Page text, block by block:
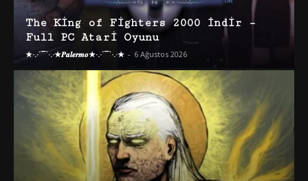
The King of Fighters 2000 İndir –
Full PC Atari Oyunu
★·.·´¯`·.·★𝑷𝒂𝒍𝒆𝒓𝒎𝒐★·.·´¯`·.·★ - 6 Ağustos 2026